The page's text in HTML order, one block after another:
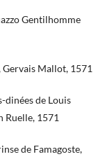
Gentilhomme
Mallot, 1571
dinées de Louis
Ruelle, 1571
de Famagoste,